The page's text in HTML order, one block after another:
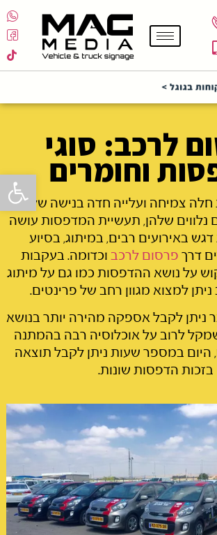
פתח
לרכב: סוגי
וחומרים
צמיחה ועלייה חדה בנישה של סוגי
נלווים שלהן, תעשיית המדפסות עושה
באירועים רבים, במיתוג, בסיוע
דרך פרסום לרכב וכדומה. בעקבות
על נושא ההדפסות כמו גם על מיתוג
למצוא מגוון רחב של פרינטים.
ניתן לקבל אספקה מהירה יותר בנושא
לרוב על אוכלוסיה רבה בהמתנה
במספר שעות ניתן לקבל תוצאה
בזכות הדפסות שונות.